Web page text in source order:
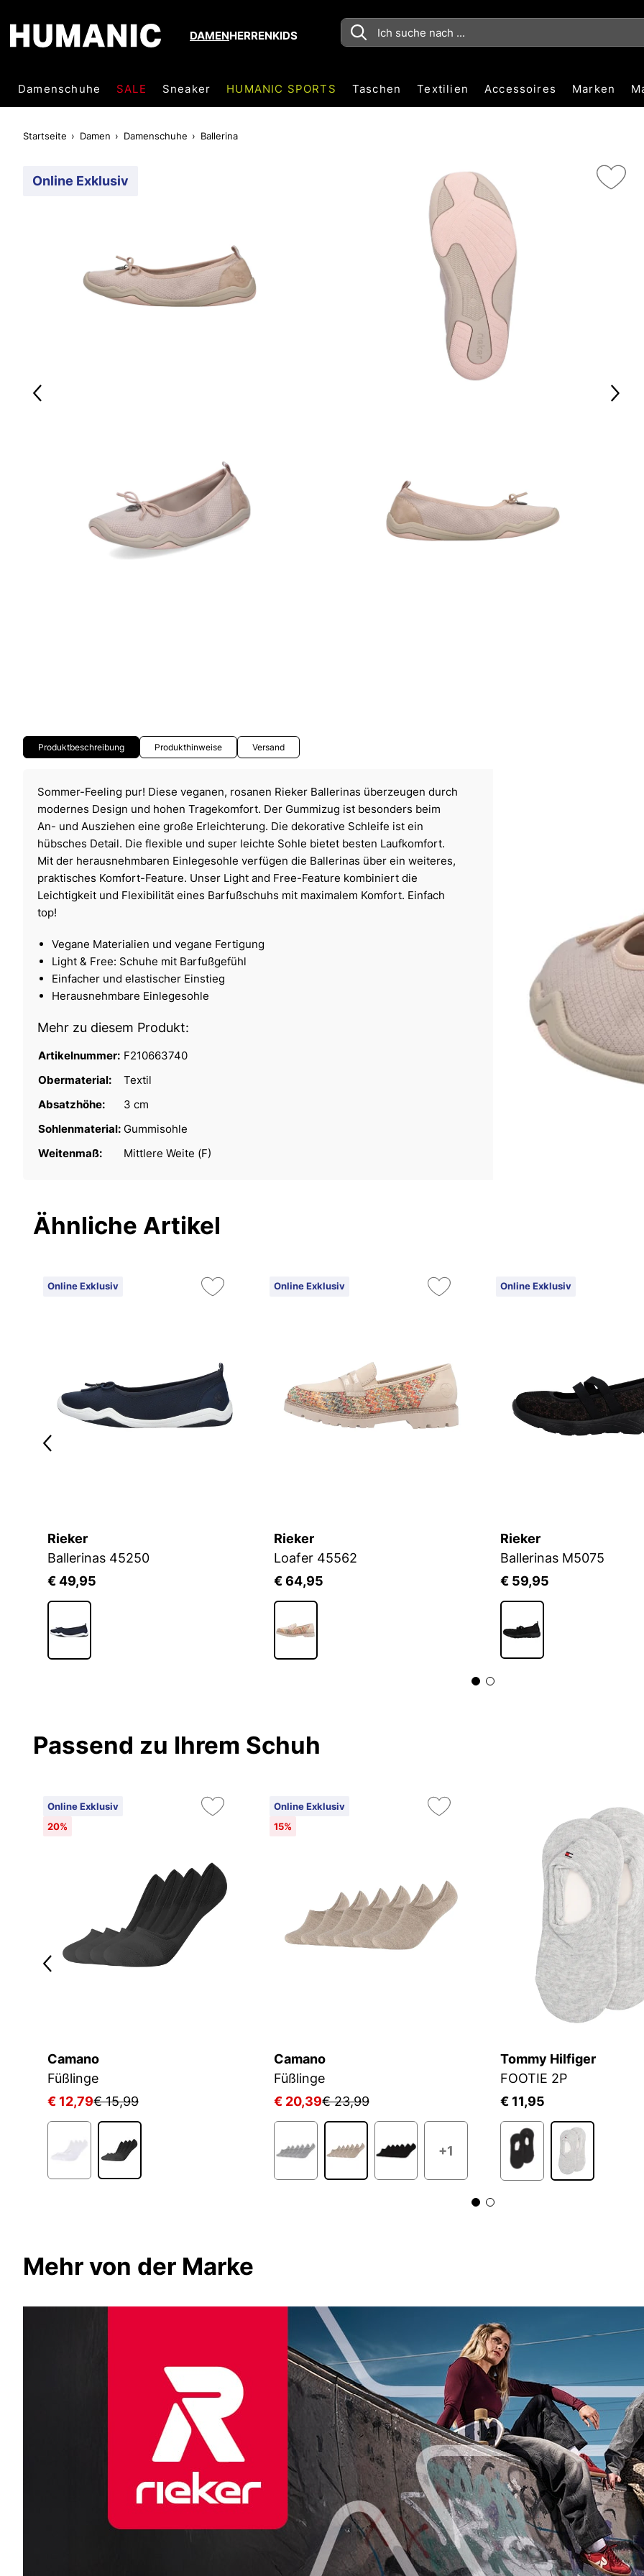
DAMENHERRENKIDS
Damenschuhe SALE Sneaker HUMANIC SPORTS Taschen Textilien Accessoires Marken
Startseite Damen Damenschuhe Ballerina
Online Exklusiv
Produktbeschreibung Produkthinweise Versand
Sommer-Feeling pur! Diese veganen, rosanen Rieker Ballerinas überzeugen durch
modernes Design und hohen Tragekomfort. Der Gummizug ist besonders beim
An- und Ausziehen eine große Erleichterung. Die dekorative Schleife ist ein
hübsches Detail. Die flexible und super leichte Sohle bietet besten Laufkomfort.
Mit der herausnehmbaren Einlegesohle verfügen die Ballerinas über ein weiteres,
praktisches Komfort-Feature. Unser Light and Free-Feature kombiniert die
Leichtigkeit und Flexibilität eines Barfußschuhs mit maximalem Komfort. Einfach
top!
Vegane Materialien und vegane Fertigung
Light & Free: Schuhe mit Barfußgefühl
Einfacher und elastischer Einstieg
Herausnehmbare Einlegesohle
Mehr zu diesem Produkt:
Artikelnummer: F210663740
Obermaterial:
Textil
Absatzhöhe:
3 cm
Sohlenmaterial: Gummisohle
Weitenmaß:
Mittlere Weite (F)
Ähnliche Artikel
Online Exklusiv
Rieker
Ballerinas 45250
€ 49,95
Online Exklusiv
Rieker
Loafer 45562
€ 64,95
Online Exklusiv
Rieker
Ballerinas M5075
€ 59,95
Passend zu Ihrem Schuh
Online Exklusiv
20%
Camano
Füßlinge
€ 12,79€ 15,99
Online Exklusiv
15%
Camano
Füßlinge
€ 20,39€ 23,99
+1
Tommy Hilfiger
FOOTIE 2P
€ 11,95
Mehr von der Marke